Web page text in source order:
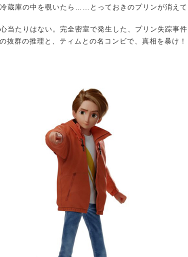
蔵庫の中を覗いたら……とっておきのプリンが消え
当たりはない。完全密室で発生した、プリン失踪事
群の推理と、ティムとの名コンビで、真相を暴け！